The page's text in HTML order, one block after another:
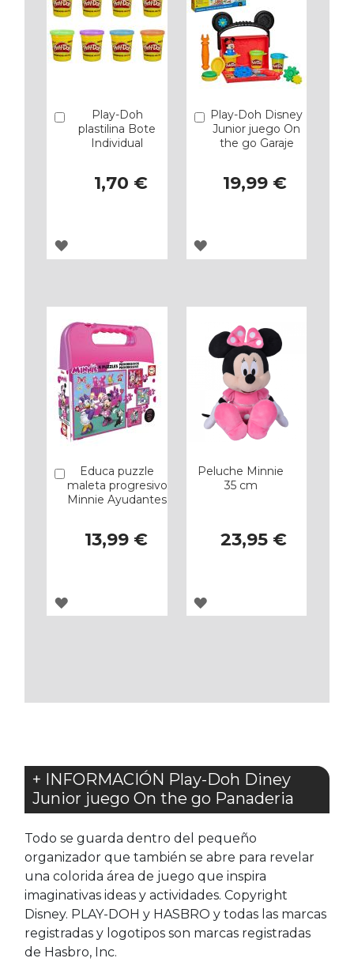
Play-Doh
plastilina Bote
Individual
1,70 €
Añadir
AGREGAR
FAVORITOS
Play-Doh Disney
Junior juego On
the go Garaje
19,99 €
Añadir
AGREGAR
FAVORITOS
Educa puzzle
maleta progresivo
Minnie Ayudantes
13,99 €
Añadir
AGREGAR
Peluche Minnie
35 cm
23,95 €
AGREGAR
+ INFORMACIÓN Play-Doh Diney
Junior juego On the go Panaderia
Todo se guarda dentro del pequeño
organizador que también se abre para revelar
una colorida área de juego que inspira
imaginativas ideas y actividades. Copyright
Disney. PLAY-DOH y HASBRO y todas las marcas
registradas y logotipos son marcas registradas
de Hasbro, Inc.